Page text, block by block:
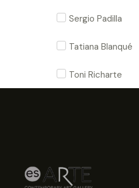
Sergio Padilla
Tatiana Blanqué
Toni Richarte